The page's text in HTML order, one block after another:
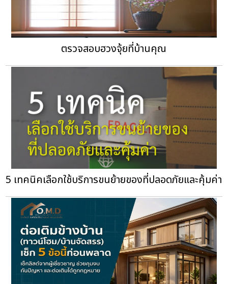
ตรวจสอบฮวงจุ้ยที่บ้านคุณ
5 เทคนิคเลือกใช้บริการขนย้ายของที่ปลอดภัยและคุ้มค่า